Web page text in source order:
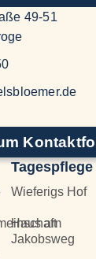
49-51
Tagespflege
Wieferigs Hof
Haus am
Jakobsweg